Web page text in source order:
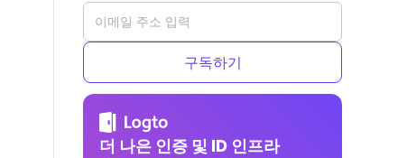
구독하기
더 나은 인증 및 ID 인프라